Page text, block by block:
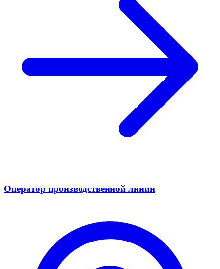
Оператор производственной линии